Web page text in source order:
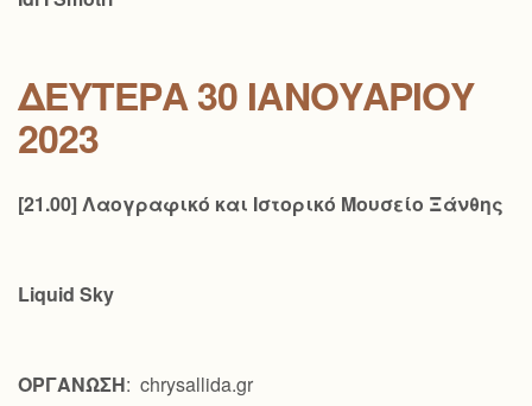
ΔΕΥΤΈΡΑ 30 ΙΑΝΟΥΑΡΊΟΥ
2023
[21.00] Λαογραφικό και Ιστορικό Μουσείο Ξάνθης
Liquid Sky
ΟΡΓΑΝΩΣΗ: chrysallida.gr